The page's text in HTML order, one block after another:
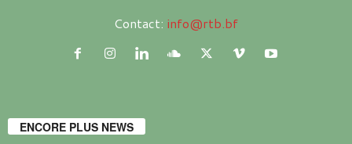
Contact: info@rtb.bf
ENCORE PLUS NEWS